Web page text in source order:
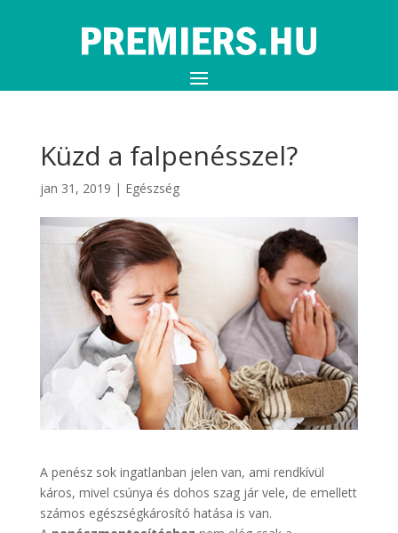
Küzd a falpenésszel?
jan 31, 2019 | Egészség
A penész sok ingatlanban jelen van, ami rendkívül
káros, mivel csúnya és dohos szag jár vele, de emellett
számos egészségkárosító hatása is van.